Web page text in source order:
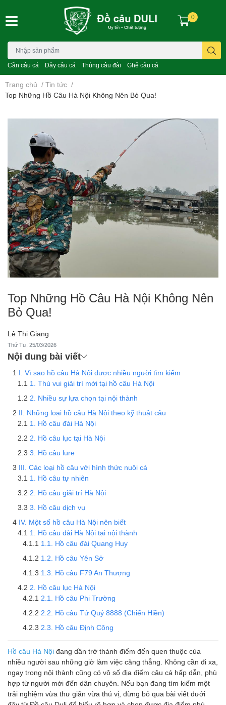
Cần câu cá Dây câu cá Thùng câu đài Ghế câu cá
0
Trang chủ / Tin tức /
Top Những Hồ Câu Hà Nội Không Nên Bỏ Qua!
Top Những Hồ Câu Hà Nội Không Nên
Bỏ Qua!
Lê Thị Giang
Thứ Tư, 25/03/2026
Nội dung bài viết
I. Vì sao hồ câu Hà Nội được nhiều người tìm kiếm
1. Thú vui giải trí mới tại hồ câu Hà Nội
2. Nhiều sự lựa chọn tại nội thành
II. Những loại hồ câu Hà Nội theo kỹ thuật câu
1. Hồ câu đài Hà Nội
2. Hồ câu lục tại Hà Nội
3. Hồ câu lure
III. Các loại hồ câu với hình thức nuôi cá
1. Hồ câu tự nhiên
2. Hồ câu giải trí Hà Nội
3. Hồ câu dịch vụ
IV. Một số hồ câu Hà Nội nên biết
1. Hồ câu đài Hà Nội tại nội thành
1.1. Hồ câu đài Quang Huy
1.2. Hồ câu Yên Sở
1.3. Hồ câu F79 An Thượng
2. Hồ câu lục Hà Nội
2.1. Hồ câu Phi Trường
2.2. Hồ câu Tứ Quý 8888 (Chiến Hiền)
2.3. Hồ câu Định Công
Hồ câu Hà Nội đang dần trở thành điểm đến quen thuộc của
nhiều người sau những giờ làm việc căng thẳng. Không cần đi xa,
ngay trong nội thành cũng có vô số địa điểm câu cá hấp dẫn, phù
hợp từ người mới đến dân chuyên. Nếu bạn đang tìm kiếm một
trải nghiệm vừa thư giãn vừa thú vị, đừng bỏ qua bài viết dưới